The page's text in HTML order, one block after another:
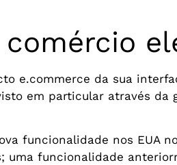
comércio
e.commerce da sua
em particular através da
funcionalidade nos EUA
uma funcionalidade